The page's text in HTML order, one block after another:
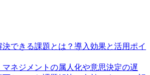
できる課題とは？導入効果と活用ポイ
ネジメントの属人化や意思決定の遅